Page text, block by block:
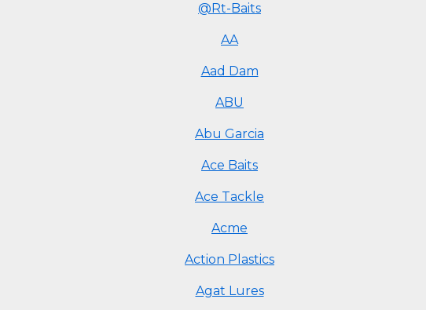
@Rt-Baits
AA
Aad Dam
ABU
Abu Garcia
Ace Baits
Ace Tackle
Acme
Action Plastics
Agat Lures